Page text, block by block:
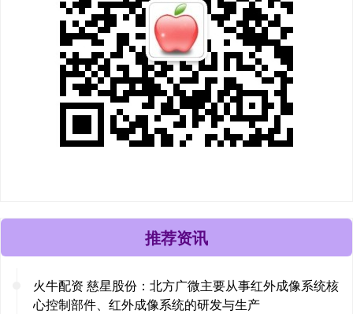
推荐资讯
火牛配资 慈星股份：北方广微主要从事红外成像系统核
心控制部件、红外成像系统的研发与生产